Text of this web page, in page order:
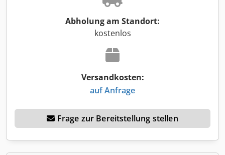
Abholung am Standort:
kostenlos
Versandkosten:
auf Anfrage
Frage zur Bereitstellung stellen